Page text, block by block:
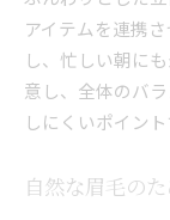
アイテムを連携
し、忙しい朝に
意し、全体のバ
しにくいポイント
自然な眉毛の